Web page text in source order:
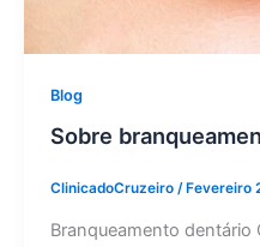
Blog
Sobre
ClinicadoCruzeiro / Fevereiro
Branqueamento dentário